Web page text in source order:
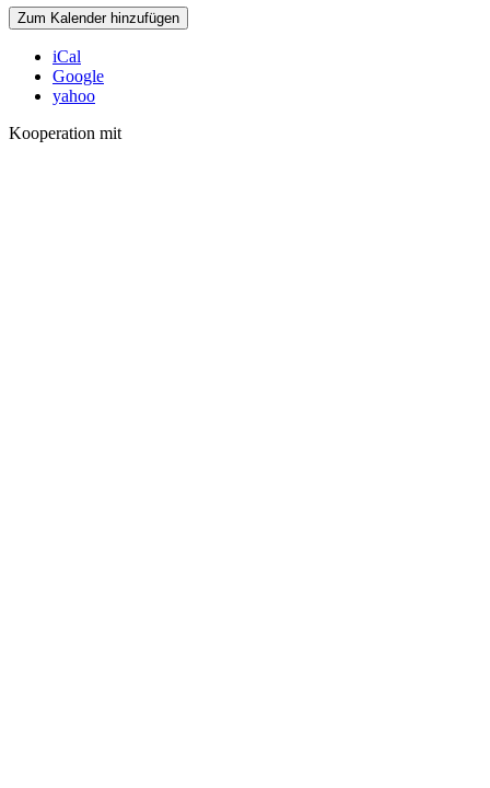
Zum Kalender hinzufügen
iCal
Google
yahoo
Kooperation mit